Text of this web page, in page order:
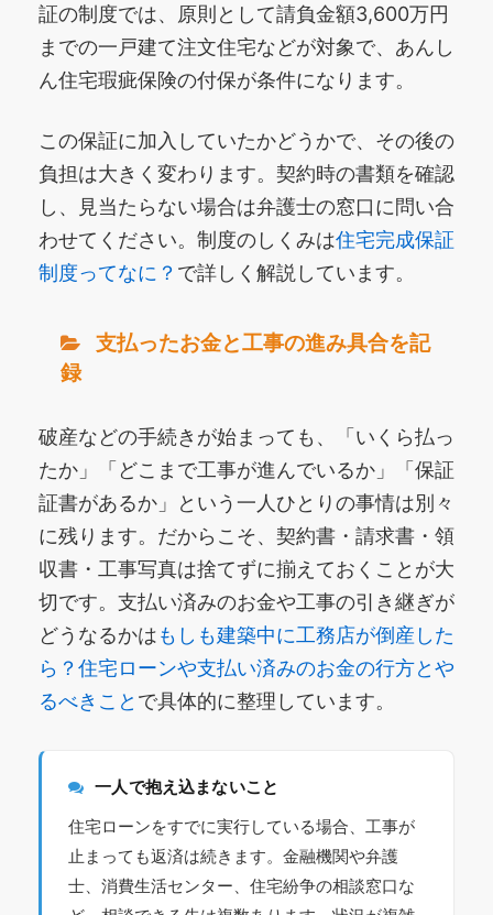
証の制度では、原則として請負金額3,600万円
までの一戸建て注文住宅などが対象で、あんし
ん住宅瑕疵保険の付保が条件になります。
この保証に加入していたかどうかで、その後の
負担は大きく変わります。契約時の書類を確認
し、見当たらない場合は弁護士の窓口に問い合
わせてください。制度のしくみは住宅完成保証
制度ってなに？ で詳しく解説しています。
支払ったお金と工事の進み具合を記
録
破産などの手続きが始まっても、「いくら払っ
たか」「どこまで工事が進んでいるか」「保証
証書があるか」という一人ひとりの事情は別々
に残ります。だからこそ、契約書・請求書・領
収書・工事写真は捨てずに揃えておくことが大
切です。支払い済みのお金や工事の引き継ぎが
どうなるかはもしも建築中に工務店が倒産した
ら？住宅ローンや支払い済みのお金の行方とや
るべきこと で具体的に整理しています。
一人で抱え込まないこと
住宅ローンをすでに実行している場合、工事が
止まっても返済は続きます。金融機関や弁護
士、消費生活センター、住宅紛争の相談窓口な